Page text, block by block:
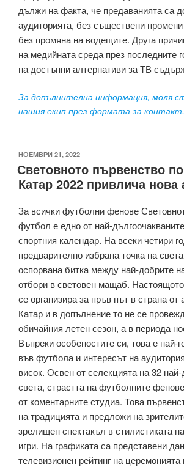
дължи на факта, че предаванията са
аудиторията, без съществени
без промяна на водещите. Друга
на медийната среда през последните
на достъпни алтернативи за ТВ
За допълнителна информация, моля
нашия екип през формата за контакт.
ПУБЛИКУВАНО
НА
НОЕМВРИ 21, 2022
Световното първенство
Катар 2022 привлича нова
За всички футболни фенове
футбол е едно от най-
спортния календар. На всеки четири
предварително избрана точка на
оспорвана битка между най-добрите
отбори в световен мащаб.
се организира за пръв път в страна от
Катар и в допълнение то не се
обичайния летен сезон, а в периода
Въпреки особеностите си, това е най-
във футбола и интересът на
висок. Освен от селекцията на 32
света, страстта на футболните
от коментарните студиа. Това
на традицията и предложи на
зрелищен спектакъл в стилистиката
игри. На графиката са представени
телевизионен рейтинг на церемонията